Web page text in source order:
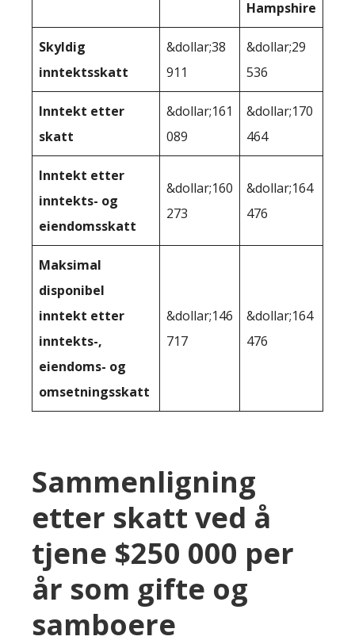
Hampshire
Skyldig
inntektsskatt
&dollar;38
911
&dollar;29
536
Inntekt etter
skatt
&dollar;161
089
&dollar;170
464
Inntekt etter
inntekts- og
eiendomsskatt
&dollar;160
273
&dollar;164
476
Maksimal
disponibel
inntekt etter
inntekts-,
eiendoms- og
omsetningsskatt
&dollar;146
717
&dollar;164
476
Sammenligning
etter skatt ved å
tjene $250 000 per
år som gifte og
samboere